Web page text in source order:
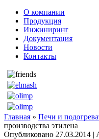
О компании
Продукция
Инжиниринг
Документация
Новости
Контакты
Главная » Печи и
производства этилена
Опубликовано 27.03.2014 |